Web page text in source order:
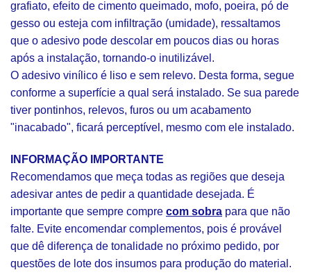
grafiato, efeito de cimento queimado, mofo, poeira, pó de
gesso ou esteja com infiltração (umidade), ressaltamos
que o adesivo pode descolar em poucos dias ou horas
após a instalação, tornando-o inutilizável.
O adesivo vinílico é liso e sem relevo. Desta forma, segue
conforme a superfície a qual será instalado. Se sua parede
tiver pontinhos, relevos, furos ou um acabamento
"inacabado", ficará perceptível, mesmo com ele instalado.
INFORMAÇÃO IMPORTANTE
Recomendamos que meça todas as regiões que deseja
adesivar antes de pedir a quantidade desejada. É
importante que sempre compre com sobra para que não
falte. Evite encomendar complementos, pois é provável
que dê diferença de tonalidade no próximo pedido, por
questões de lote dos insumos para produção do material.